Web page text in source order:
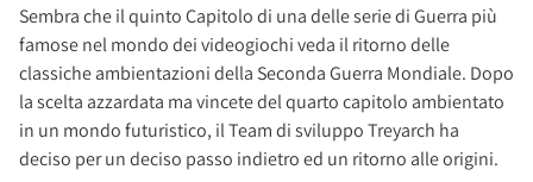
Sembra che il quinto Capitolo di una delle serie di Guerra più
famose nel mondo dei videogiochi veda il ritorno delle
classiche ambientazioni della Seconda Guerra Mondiale. Dopo
la scelta azzardata ma vincete del quarto capitolo ambientato
in un mondo futuristico, il Team di sviluppo Treyarch ha
deciso per un deciso passo indietro ed un ritorno alle origini.